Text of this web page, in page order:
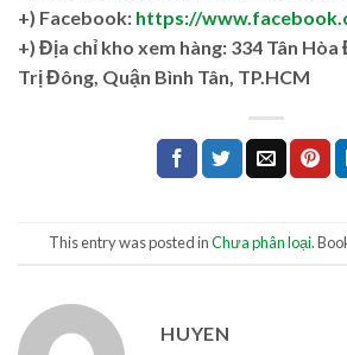
+) Facebook: https://
+) Địa chỉ kho xem hàng: 334 Tân
Trị Đông, Quận Bình Tân, TP.HCM
This entry was posted inChưa phân loại.
HUYEN